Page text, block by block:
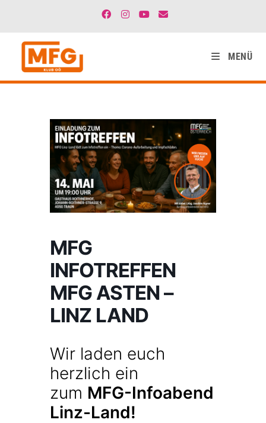
MENÜ
MFG
INFOTREFFEN
MFG ASTEN –
LINZ LAND
Wir laden euch
herzlich ein
zum MFG-Infoabend
Linz-Land!